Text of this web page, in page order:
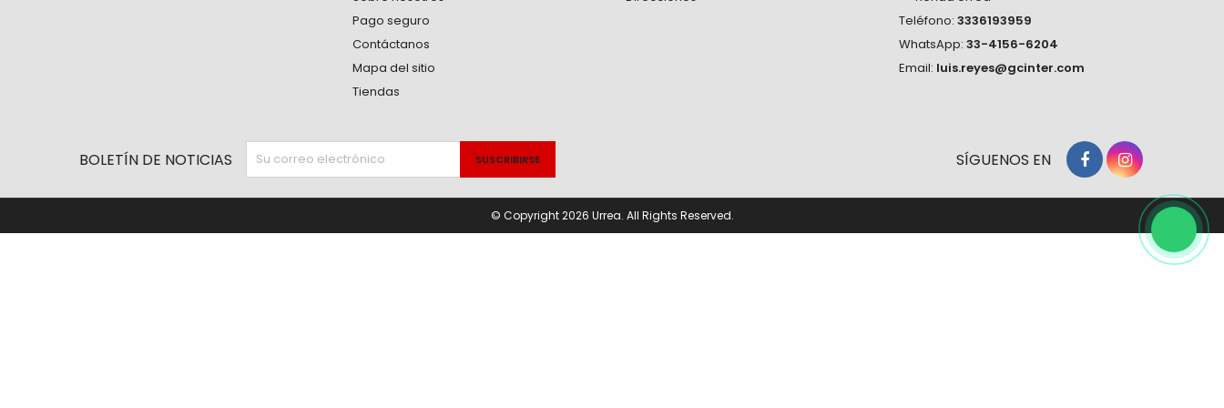
Pago seguro
Contáctanos
Mapa del sitio
Tiendas
Teléfono: 3336193959
WhatsApp: 33-4156-6204
Email: luis.reyes@gcinter.com
BOLETÍN DE NOTICIAS SÍGUENOS EN
© Copyright 2026 Urrea. All Rights Reserved.